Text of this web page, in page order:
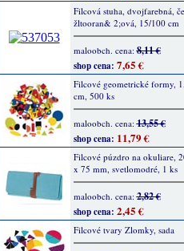
Filcová stuha, dvojfarebná,
žltooran& 2;ová, 15/100 cm
maloobch. cena:8,11 €
shop cena: 7,65 €
Filcové geometrické formy,
cm, 500 ks
maloobch. cena:13,55 €
shop cena: 11,79 €
Filcové púzdro na okuliare,
x 75 mm, svetlomodré, 1 ks
maloobch. cena:2,82 €
shop cena: 2,45 €
Filcové tvary Zlomky, sada